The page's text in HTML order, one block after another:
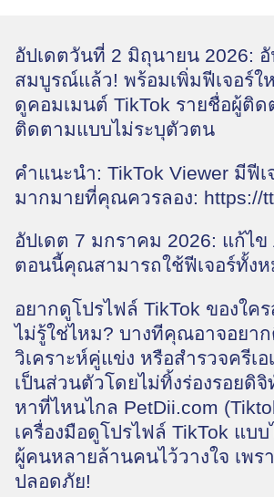
อัปเดตวันที่ 2 มิถุนายน 2026: อั
สมบูรณ์แล้ว! พร้อมเพิ่มฟีเจอร์ใ
ดูคอมเมนต์ TikTok รายชื่อผู้ติ
ติดตามแบบไม่ระบุตัวตน
คำแนะนำ: TikTok Viewer มีฟี
มากมายที่คุณควรลอง: https://
อัปเดต 7 มกราคม 2026: แก้ไ
ตอนนี้คุณสามารถใช้ฟีเจอร์ทั้ง
อยากดูโปรไฟล์ TikTok ของใค
ไม่รู้ใช่ไหม? บางทีคุณอาจอยา
วิเคราะห์คู่แข่ง หรือสำรวจครีเอ
เป็นส่วนตัวโดยไม่ทิ้งร่องรอยดิ
หาที่ไหนไกล PetDii.com
เครื่องมือดูโปรไฟล์ TikTok แบ
ผู้คนหลายล้านคนไว้วางใจ เพร
ปลอดภัย!